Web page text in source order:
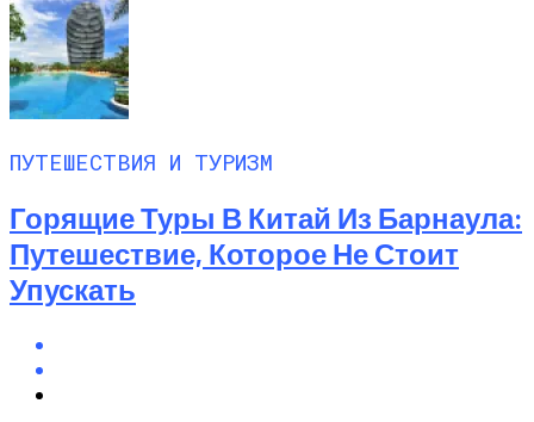
ПУТЕШЕСТВИЯ И ТУРИЗМ
Горящие Туры В Китай Из Барнаула:
Путешествие, Которое Не Стоит
Упускать